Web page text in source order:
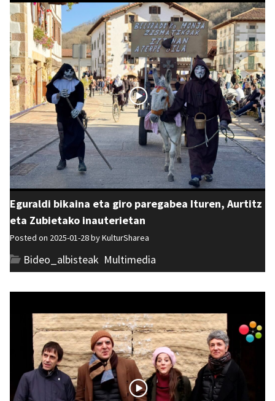
Eguraldi bikaina eta giro paregabea Ituren, Aurtitz
eta Zubietako inauterietan
Posted on 2025-01-28 byKulturSharea
Bideo_albisteak Multimedia